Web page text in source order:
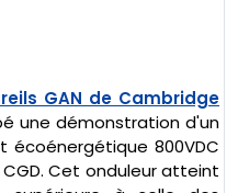
GAN de Cambridge
une démonstration d'un
écoénergétique 800VDC
Cet onduleur atteint